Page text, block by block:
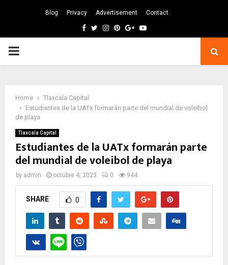
Blog Privacy Advertisement Contact
Facebook
TwitterInstagram
Pinterest
GoogleYoutube
PRIMARY
Home
Tlaxcala Capital
Estudiantes de la UATx formarán parte del mundial de voleibol
de playa
Tlaxcala Capital
Estudiantes de la UATx formarán parte
del mundial de voleibol de playa
by admin octubre 4, 2023 0 944
SHARE 0